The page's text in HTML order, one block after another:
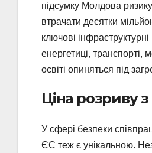
підсумку Молдова
втрачати десятки
ключові інфраструктурні
енергетиці, транспорті,
освіті опиняться під
Ціна розриву
У сфері безпеки
ЄС теж є унікальною.